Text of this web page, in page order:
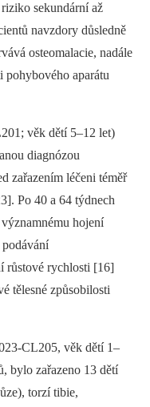
sekundární až
navzdory důsledně
osteomalacie, nadále
pohybového aparátu
věk dětí 5–12 let)
diagnózou
zařazením léčeni téměř
Po 40 a 64 týdnech
hojení
růstové rychlosti [16]
tělesné způsobilosti
CL205, věk dětí 1–
bylo zařazeno 13 dětí
torzí tibie,